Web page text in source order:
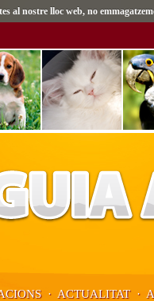
al nostre lloc web, no
· ACTUALITAT·